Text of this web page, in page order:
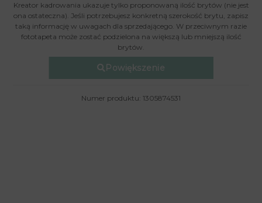
Kreator kadrowania ukazuje tylko proponowaną ilość brytów (nie jest
ona ostateczna). Jeśli potrzebujesz konkretną szerokość brytu, zapisz
taką informację w uwagach dla sprzedającego. W przeciwnym razie
fototapeta może zostać podzielona na większą lub mniejszą ilość
brytów.
Powiększenie
Numer produktu: 1305874531